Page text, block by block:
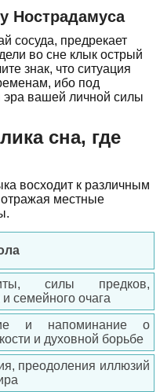
Нострадамуса
сосуда, предрекает
во сне клык острый
знак, что ситуация
ибо под
эра вашей личной силы
сна, где
восходит к различным
местные
силы предков,
семейного очага
и напоминание о
и духовной борьбе
преодоления иллюзий